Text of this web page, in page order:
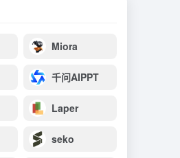
Miora
千问AIPPT
Laper
seko